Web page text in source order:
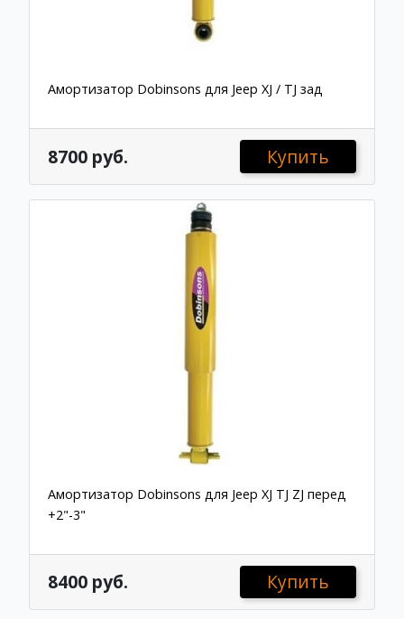
Амортизатор Dobinsons для Jeep XJ / TJ зад
8700 руб. Купить
Амортизатор Dobinsons для Jeep XJ TJ ZJ перед
+2"-3"
8400 руб. Купить